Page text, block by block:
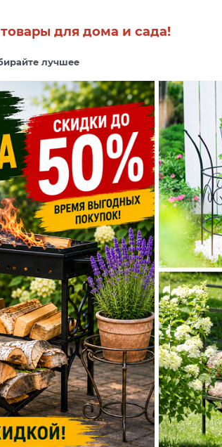
для дома и сада!
лучшее
ЗДЕСЬ!